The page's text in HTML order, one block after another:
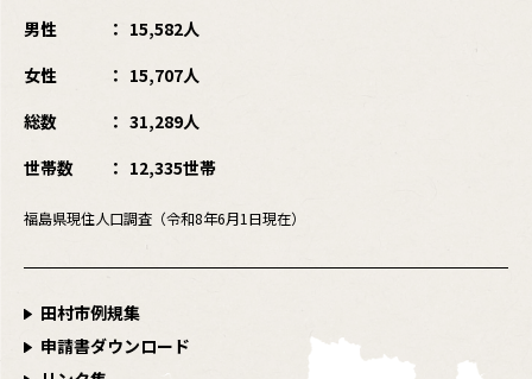
男性
15,582人
女性
15,707人
総数
31,289人
世帯数
12,335世帯
福島県現住人口調査（令和8年6月1日現在）
田村市例規集
申請書ダウンロード